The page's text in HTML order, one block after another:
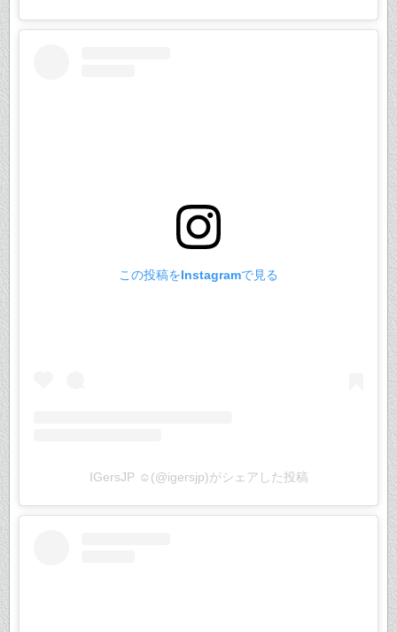
この投稿をInstagramで見る
IGersJP ☺︎(@igersjp)がシェアした投稿